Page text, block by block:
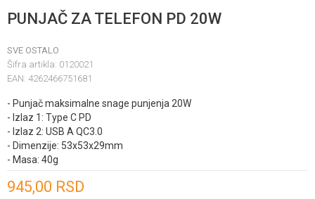
PUNJAČ ZA TELEFON PD 20W
SVE OSTALO
Šifra artikla: 0120021
EAN: 4262466751681
- Punjač maksimalne snage punjenja 20W
- Izlaz 1: Type C PD
- Izlaz 2: USB A QC3.0
- Dimenzije: 53x53x29mm
- Masa: 40g
945,00 RSD